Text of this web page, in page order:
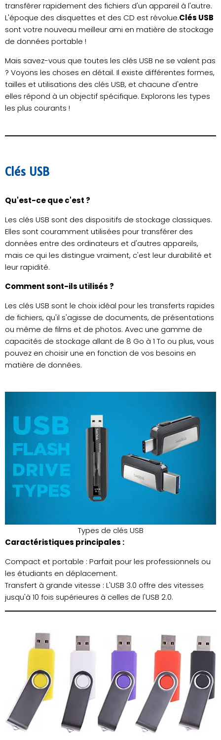
transférer rapidement des fichiers d'un appareil à l'autre.
L'époque des disquettes et des CD est révolue.Clés USB
sont votre nouveau meilleur ami en matière de stockage
de données portable !
Mais savez-vous que toutes les clés USB ne se valent pas
? Voyons les choses en détail. Il existe différentes formes,
tailles et utilisations des clés USB, et chacune d'entre
elles répond à un objectif spécifique. Explorons les types
les plus courants !
Clés USB
Qu'est-ce que c'est ?
Les clés USB sont des dispositifs de stockage classiques.
Elles sont couramment utilisées pour transférer des
données entre des ordinateurs et d'autres appareils,
mais ce qui les distingue vraiment, c'est leur durabilité et
leur rapidité.
Comment sont-ils utilisés ?
Les clés USB sont le choix idéal pour les transferts rapides
de fichiers, qu'il s'agisse de documents, de présentations
ou même de films et de photos. Avec une gamme de
capacités de stockage allant de 8 Go à 1 To ou plus, vous
pouvez en choisir une en fonction de vos besoins en
matière de données.
Types de clés USB
Caractéristiques principales :
Compact et portable : Parfait pour les professionnels ou
les étudiants en déplacement.
Transfert à grande vitesse : L'USB 3.0 offre des vitesses
jusqu'à 10 fois supérieures à celles de l'USB 2.0.